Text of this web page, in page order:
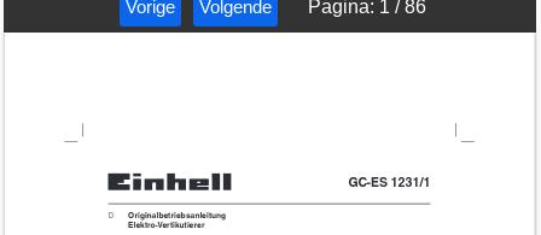
Vorige Volgende Pagina: 1 /86